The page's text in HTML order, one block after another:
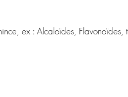
ex : Alcaloïdes, Flavonoïdes,